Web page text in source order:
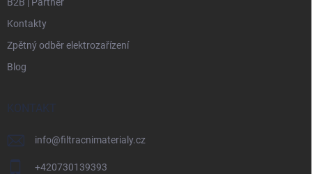
B2B | Partner
Kontakty
Zpětný odběr elektrozařízení
Blog
KONTAKT
info@filtracnimaterialy.cz
+420730139393